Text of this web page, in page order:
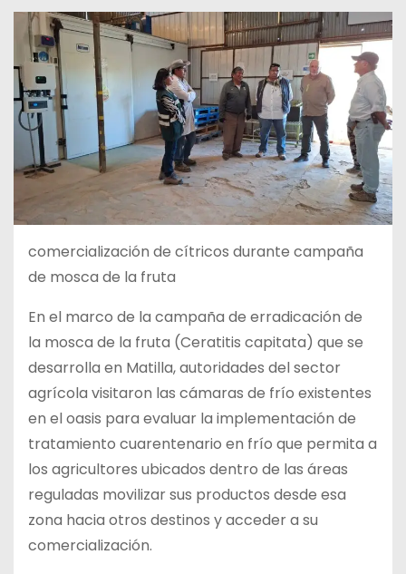
comercialización de cítricos durante campaña
de mosca de la fruta
En el marco de la campaña de erradicación de
la mosca de la fruta (Ceratitis capitata) que se
desarrolla en Matilla, autoridades del sector
agrícola visitaron las cámaras de frío existentes
en el oasis para evaluar la implementación de
tratamiento cuarentenario en frío que permita a
los agricultores ubicados dentro de las áreas
reguladas movilizar sus productos desde esa
zona hacia otros destinos y acceder a su
comercialización.